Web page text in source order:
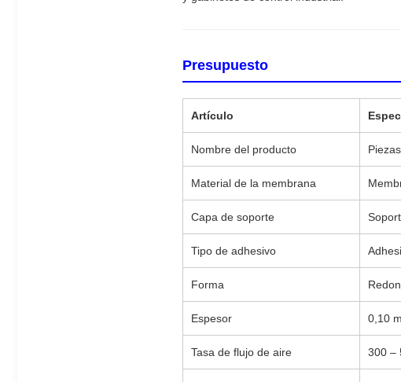
Presupuesto
Artículo
Nombre del producto
Material de la membrana
Capa de soporte
Tipo de adhesivo
Forma
Espesor 0,10
Tasa de flujo de aire 300 –